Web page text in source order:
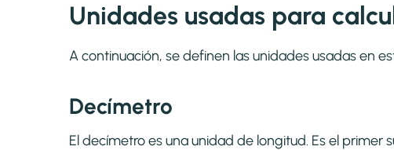
Unidades usadas para
A continuación, se definen las unidades usadas en
Decímetro
El decímetro es una unidad de longitud. Es el